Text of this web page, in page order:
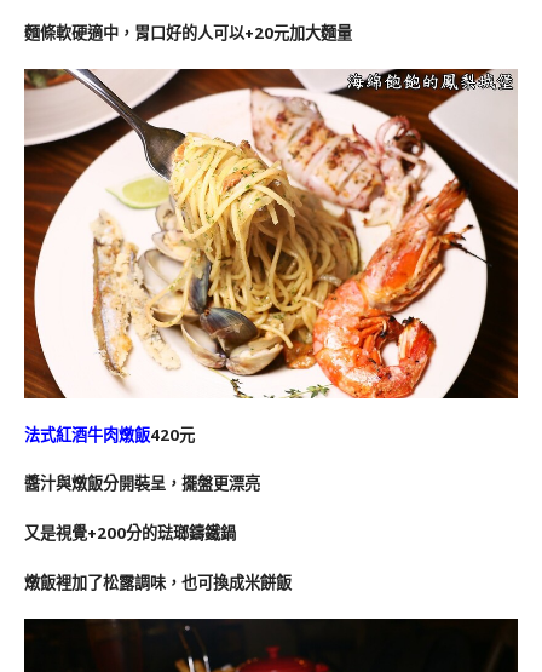
麵條軟硬適中，胃口好的人可以+20元加大麵量
法式紅酒牛肉燉飯420元
醬汁與燉飯分開裝呈，擺盤更漂亮
又是視覺+200分的琺瑯鑄鐵鍋
燉飯裡加了松露調味，也可換成米餅飯